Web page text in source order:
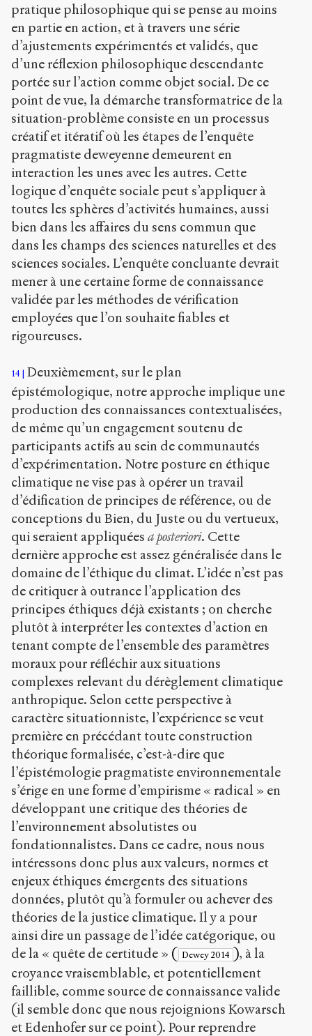
pratique philosophique qui se pense au moins
en partie en action, et à travers une série
d’ajustements expérimentés et validés, que
d’une réflexion philosophique descendante
portée sur l’action comme objet social. De ce
point de vue, la démarche transformatrice de la
situation-problème consiste en un processus
créatif et itératif où les étapes de l’enquête
pragmatiste deweyenne demeurent en
interaction les unes avec les autres. Cette
logique d’enquête sociale peut s’appliquer à
toutes les sphères d’activités humaines, aussi
bien dans les affaires du sens commun que
dans les champs des sciences naturelles et des
sciences sociales. L’enquête concluante devrait
mener à une certaine forme de connaissance
validée par les méthodes de vérification
employées que l’on souhaite fiables et
rigoureuses.
14
Deuxièmement, sur le plan
épistémologique, notre approche implique une
production des connaissances contextualisées,
de même qu’un engagement soutenu de
participants actifs au sein de communautés
d’expérimentation. Notre posture en éthique
climatique ne vise pas à opérer un travail
d’édification de principes de référence, ou de
conceptions du Bien, du Juste ou du vertueux,
qui seraient appliquées a posteriori. Cette
dernière approche est assez généralisée dans le
domaine de l’éthique du climat. L’idée n’est pas
de critiquer à outrance l’application des
principes éthiques déjà existants ; on cherche
plutôt à interpréter les contextes d’action en
tenant compte de l’ensemble des paramètres
moraux pour réfléchir aux situations
complexes relevant du dérèglement climatique
anthropique. Selon cette perspective à
caractère situationniste, l’expérience se veut
première en précédant toute construction
théorique formalisée, c’est-à-dire que
l’épistémologie pragmatiste environnementale
s’érige en une forme d’empirisme « radical » en
développant une critique des théories de
l’environnement absolutistes ou
fondationnalistes. Dans ce cadre, nous nous
intéressons donc plus aux valeurs, normes et
enjeux éthiques émergents des situations
données, plutôt qu’à formuler ou achever des
théories de la justice climatique. Il y a pour
ainsi dire un passage de l’idée catégorique, ou
de la « quête de certitude » ( Dewey 2014 ), à la
croyance vraisemblable, et potentiellement
faillible, comme source de connaissance valide
(il semble donc que nous rejoignions Kowarsch
et Edenhofer sur ce point). Pour reprendre